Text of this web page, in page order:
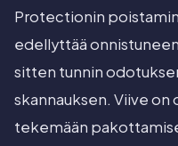
Protectionin
edellyttää
sitten tunnin
skannauksen. Viive on
tekemään